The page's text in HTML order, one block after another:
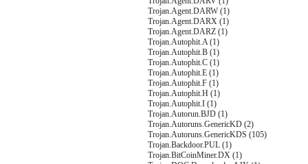
Trojan.Agent.DARW (1)
Trojan.Agent.DARX (1)
Trojan.Agent.DARZ (1)
Trojan.Autophit.A (1)
Trojan.Autophit.B (1)
Trojan.Autophit.C (1)
Trojan.Autophit.E (1)
Trojan.Autophit.F (1)
Trojan.Autophit.H (1)
Trojan.Autophit.I (1)
Trojan.Autorun.BJD (1)
Trojan.Autoruns.GenericKD (2)
Trojan.Autoruns.GenericKDS (105)
Trojan.Backdoor.PUL (1)
Trojan.BitCoinMiner.DX (1)